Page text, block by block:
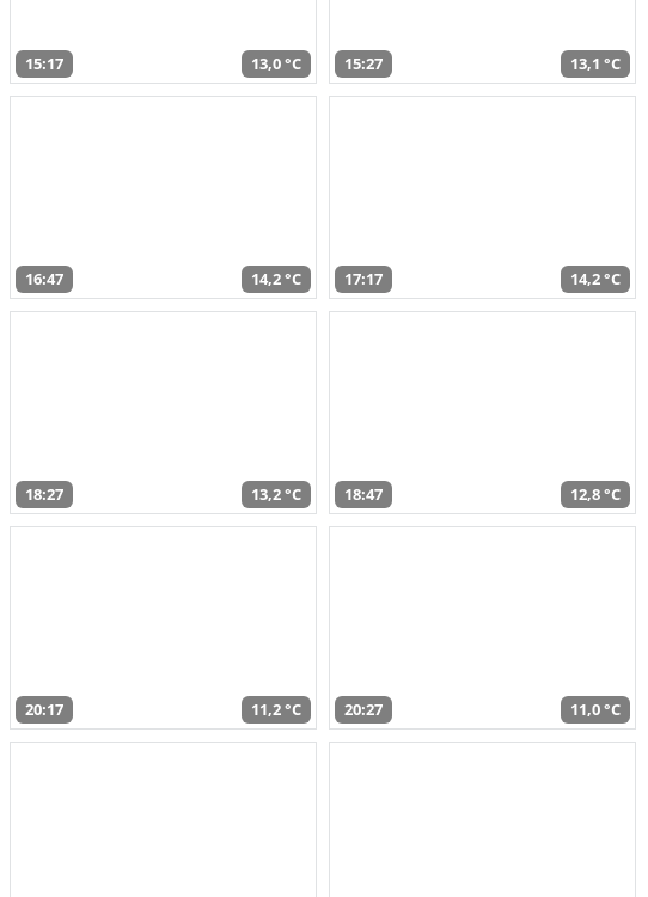
15:17 13,0 °C 15:27 13,1 °C
16:47 14,2 °C 17:17 14,2 °C
18:27 13,2 °C 18:47 12,8 °C
20:17 11,2 °C 20:27 11,0 °C